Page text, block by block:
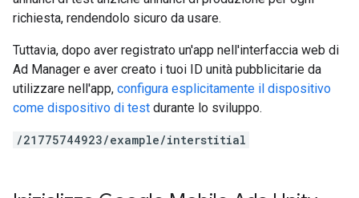
richiesta, rendendolo sicuro da usare.
Tuttavia, dopo aver registrato un'app nell'interfaccia web di
Ad Manager e aver creato i tuoi ID unità pubblicitarie da
utilizzare nell'app, configura esplicitamente il dispositivo
come dispositivo di test durante lo sviluppo.
/21775744923/example/interstitial